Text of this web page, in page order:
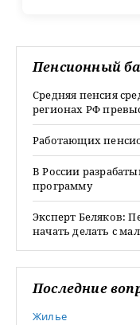
Пенсионный
Средняя пенсия
регионах РФ
Работающих
В России
программу
Эксперт Беляков:
начать делать с
Последние
Жилье